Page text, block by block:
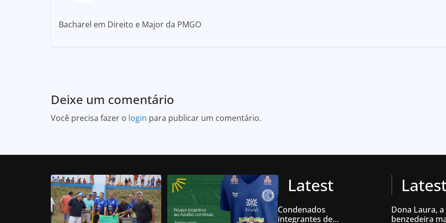
Bacharel em Direito e Major da PMGO
Deixe um comentário
Você precisa fazer o login para publicar um comentário.
Latest
Condenados
integrantes de
Dona Laura, a
benzedeira